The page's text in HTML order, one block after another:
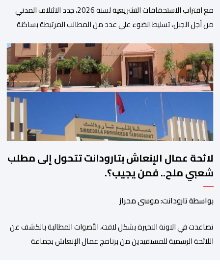
مع اقتراب الاستحقاقات التشريعية لسنة 2026، جدد الائتلاف المدني
من أجل الجبل، تسليط الضوء على عدد من المطالب المرتبطة بساكنة
فيها الأحزاب السياسية، إلى ادراج 10 التزامات ضمن برامجها الانتخابية
المنتظرة، في إطار تعاقد سياسي مع المناطق الجبلية والانتقال من
الوعود الانتخابية إلى التزامات عملية […]
لائحة عمال الإنعاش بتارودانت تتحول إلى مطلب
شعبي ملح.. فمن يجيب؟.
بواسطة تارودانت: موسى محراز
تصاعدت في الاونة الاخيرة بشكل لافت، الأصوات المطالبة بالكشف عن
اللائحة الرسمية للمستفيدين من برنامج عمال الإنعاش بجماعة